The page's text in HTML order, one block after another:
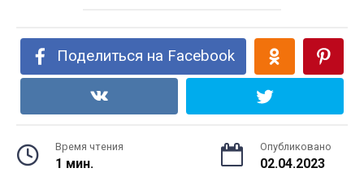
Поделиться на Facebook
Время чтения
1 мин.
Опубликовано
02.04.2023